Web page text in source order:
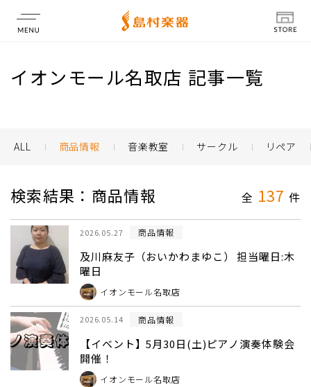
店舗情報
イオンモール名取店 記事一覧
ALL 商品情報 音楽教室 サークル リペア
検索結果：商品情報 全 137 件
2026.05.27 商品情報
及川麻友子（おいかわまゆこ） 担当曜日:木
曜日
イオンモール名取店
2026.05.14 商品情報
【イベント】5月30日(土)ピアノ演奏体験会
開催！
イオンモール名取店